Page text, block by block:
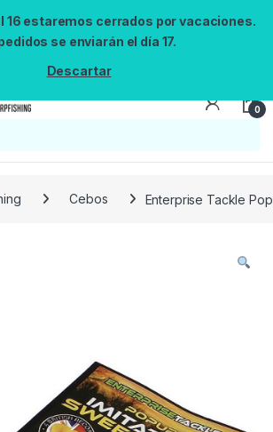
16 estaremos cerrados por vacaciones.
se enviarán el día 17.
Descartar
0
Cebos Enterprise Tackle